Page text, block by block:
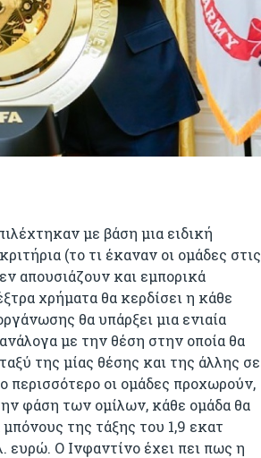
με βάση μια ειδική
(το τι έκαναν οι ομάδες στις
απουσιάζουν και εμπορικά
χρήματα θα κερδίσει η κάθε
θα υπάρξει μια ενιαία
με την θέση στην οποία θα
της μίας θέσης και της άλλης σε
περισσότερο οι ομάδες προχωρούν,
φάση των ομίλων, κάθε ομάδα θα
της τάξης του 1,9 εκατ
ευρώ. Ο Ινφαντίνο έχει πει πως η